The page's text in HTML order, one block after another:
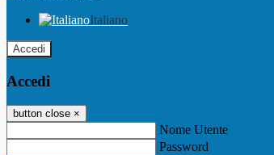
Italiano
Accedi
Accedi
button close ×
Nome Utente
Password